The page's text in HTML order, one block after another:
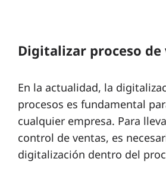
Digitalizar proceso de
En la actualidad, la
procesos es fundamental
cualquier empresa. Para
control de ventas, es
digitalización dentro del